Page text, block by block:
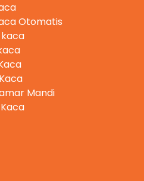
Otomatis
Mandi